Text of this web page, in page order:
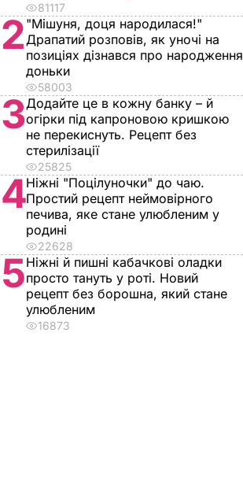
81117
2 "Мішуня, доця народилася!"
Драпатий розповів, як уночі на
позиціях дізнався про народження
доньки
58003
3Додайте це в кожну банку – й
огірки під капроновою кришкою
не перекиснуть. Рецепт без
стерилізації
25825
4Ніжні "Поцілуночки" до чаю.
Простий рецепт неймовірного
печива, яке стане улюбленим у
родині
22628
5Ніжні й пишні кабачкові оладки
просто тануть у роті. Новий
рецепт без борошна, який стане
улюбленим
16873